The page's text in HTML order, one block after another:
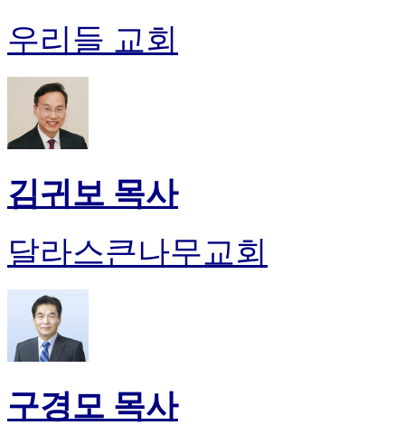
우리들 교회
김귀보 목사
달라스큰나무교회
구경모 목사